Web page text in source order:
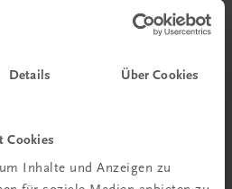
Details Über Cookies
Cookies
Inhalte und Anzeigen zu